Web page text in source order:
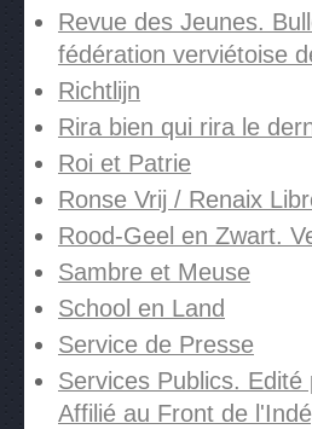
Revue des Jeunes.
fédération verviétoise
Richtlijn
Rira bien qui rira le
Roi et Patrie
Ronse Vrij / Renaix
Rood-Geel en Zwart.
Sambre et Meuse
School en Land
Service de Presse
Services Publics.
Affilié au Front de